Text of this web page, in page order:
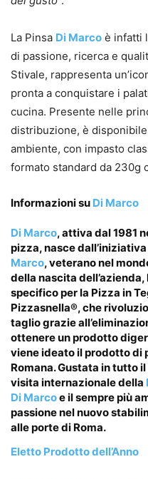
La Pinsa Di Marco è infatti
di passione, ricerca e
Stivale, rappresenta
pronta a conquistare i
cucina. Presente nelle
distribuzione, è
ambiente, con impasto
formato standard da 230g
Informazioni su Di Marco
Di Marco, attiva dal 1981
pizza, nasce
Marco, veterano nel
della nascita
specifico per la Pizza in
Pizzasnella®, che
taglio grazie
ottenere un prodotto
viene ideato il prodotto di
Romana. Gustata in tutto
visita internazionale della
Di Marcoe il sempre più
passione nel nuovo
alle porte di Roma.
Eletto Prodotto dell’Anno